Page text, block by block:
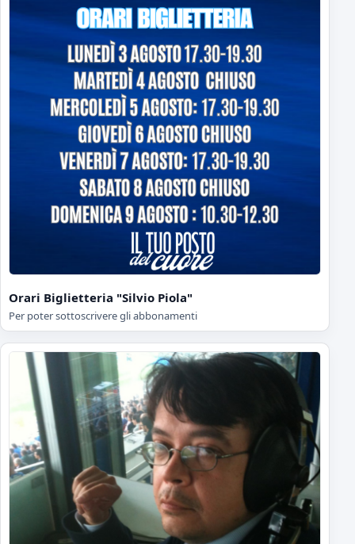
Orari Biglietteria "Silvio Piola"
Per poter sottoscrivere gli abbonamenti